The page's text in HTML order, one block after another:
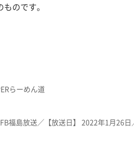
のです。
らーめん道